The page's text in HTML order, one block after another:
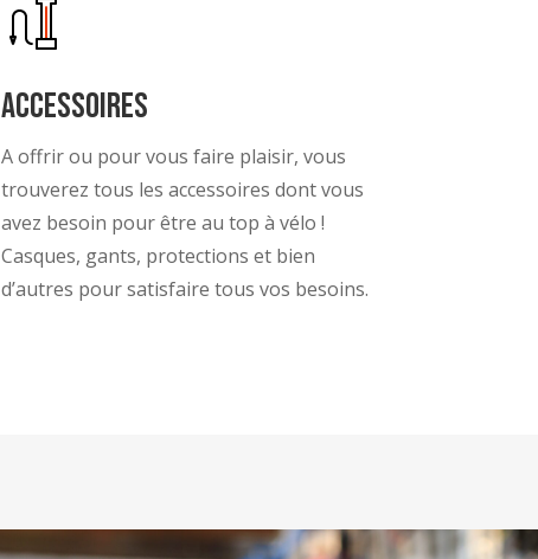
Accessoires
A offrir ou pour vous faire plaisir, vous
trouverez tous les accessoires dont vous
avez besoin pour être au top à vélo !
Casques, gants, protections et bien
d’autres pour satisfaire tous vos besoins.